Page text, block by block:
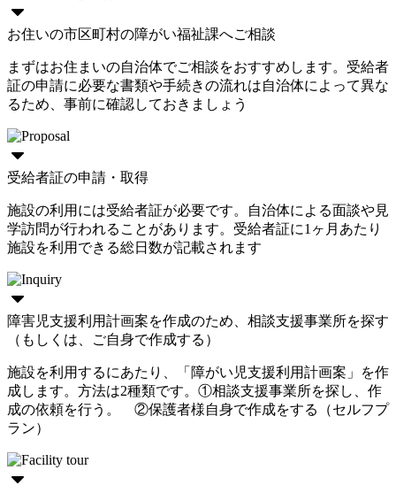
お住いの市区町村の障がい福祉課へご相談
まずはお住まいの自治体でご相談をおすすめします。受給者
証の申請に必要な書類や手続きの流れは自治体によって異な
るため、事前に確認しておきましょう
受給者証の申請・取得
施設の利用には受給者証が必要です。自治体による面談や見
学訪問が行われることがあります。受給者証に1ヶ月あたり
施設を利用できる総日数が記載されます
障害児支援利用計画案を作成のため、相談支援事業所を探す
（もしくは、ご自身で作成する）
施設を利用するにあたり、「障がい児支援利用計画案」を作
成します。方法は2種類です。①相談支援事業所を探し、作
成の依頼を行う。 ②保護者様自身で作成をする（セルフプ
ラン）